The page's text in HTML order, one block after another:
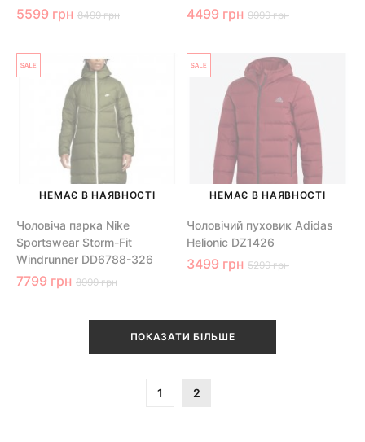
5599 грн 8499 грн 4499 грн 9999 грн
НЕМАЄ В НАЯВНОСТІ
Чоловіча парка Nike
Sportswear Storm-Fit
Windrunner DD6788-326
7799 грн 8999 грн
НЕМАЄ В НАЯВНОСТІ
Чоловічий пуховик Adidas
Helionic DZ1426
3499 грн 5299 грн
ПОКАЗАТИ БІЛЬШЕ
1 2